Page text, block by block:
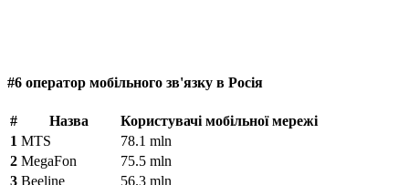
#6 оператор мобільного зв'язку в Росія
# Назва
Користувачі мобільної мережі
1 MTS
78.1 mln
2 MegaFon
75.5 mln
3 Beeline
56.3 mln